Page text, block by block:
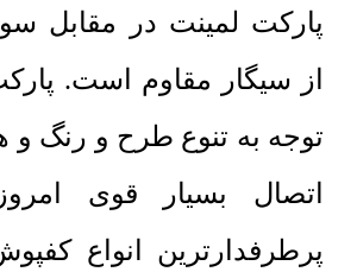
پارکت لمینت در مقابل
از سیگار مقاوم است.
توجه به تنوع طرح و رنگ و
اتصال بسیار قوی
پرطرفدارترین انواع